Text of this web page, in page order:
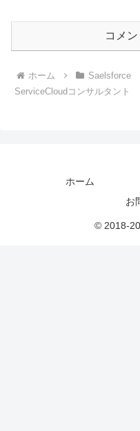
コメ
ホーム Saelsforce
ServiceCloudコンサルタント
ホーム
お
© 2018-